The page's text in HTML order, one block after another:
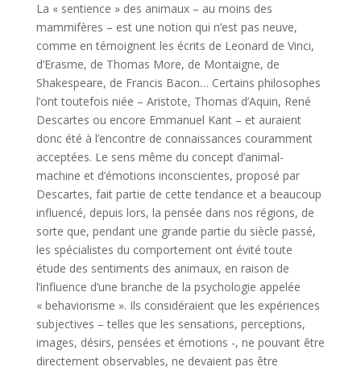
La « sentience » des animaux – au moins des
mammifères – est une notion qui n’est pas neuve,
comme en témoignent les écrits de Leonard de Vinci,
d’Erasme, de Thomas More, de Montaigne, de
Shakespeare, de Francis Bacon… Certains philosophes
l’ont toutefois niée – Aristote, Thomas d’Aquin, René
Descartes ou encore Emmanuel Kant – et auraient
donc été à l’encontre de connaissances couramment
acceptées. Le sens même du concept d’animal-
machine et d’émotions inconscientes, proposé par
Descartes, fait partie de cette tendance et a beaucoup
influencé, depuis lors, la pensée dans nos régions, de
sorte que, pendant une grande partie du siècle passé,
les spécialistes du comportement ont évité toute
étude des sentiments des animaux, en raison de
l’influence d’une branche de la psychologie appelée
« behaviorisme ». Ils considéraient que les expériences
subjectives – telles que les sensations, perceptions,
images, désirs, pensées et émotions -, ne pouvant être
directement observables, ne devaient pas être